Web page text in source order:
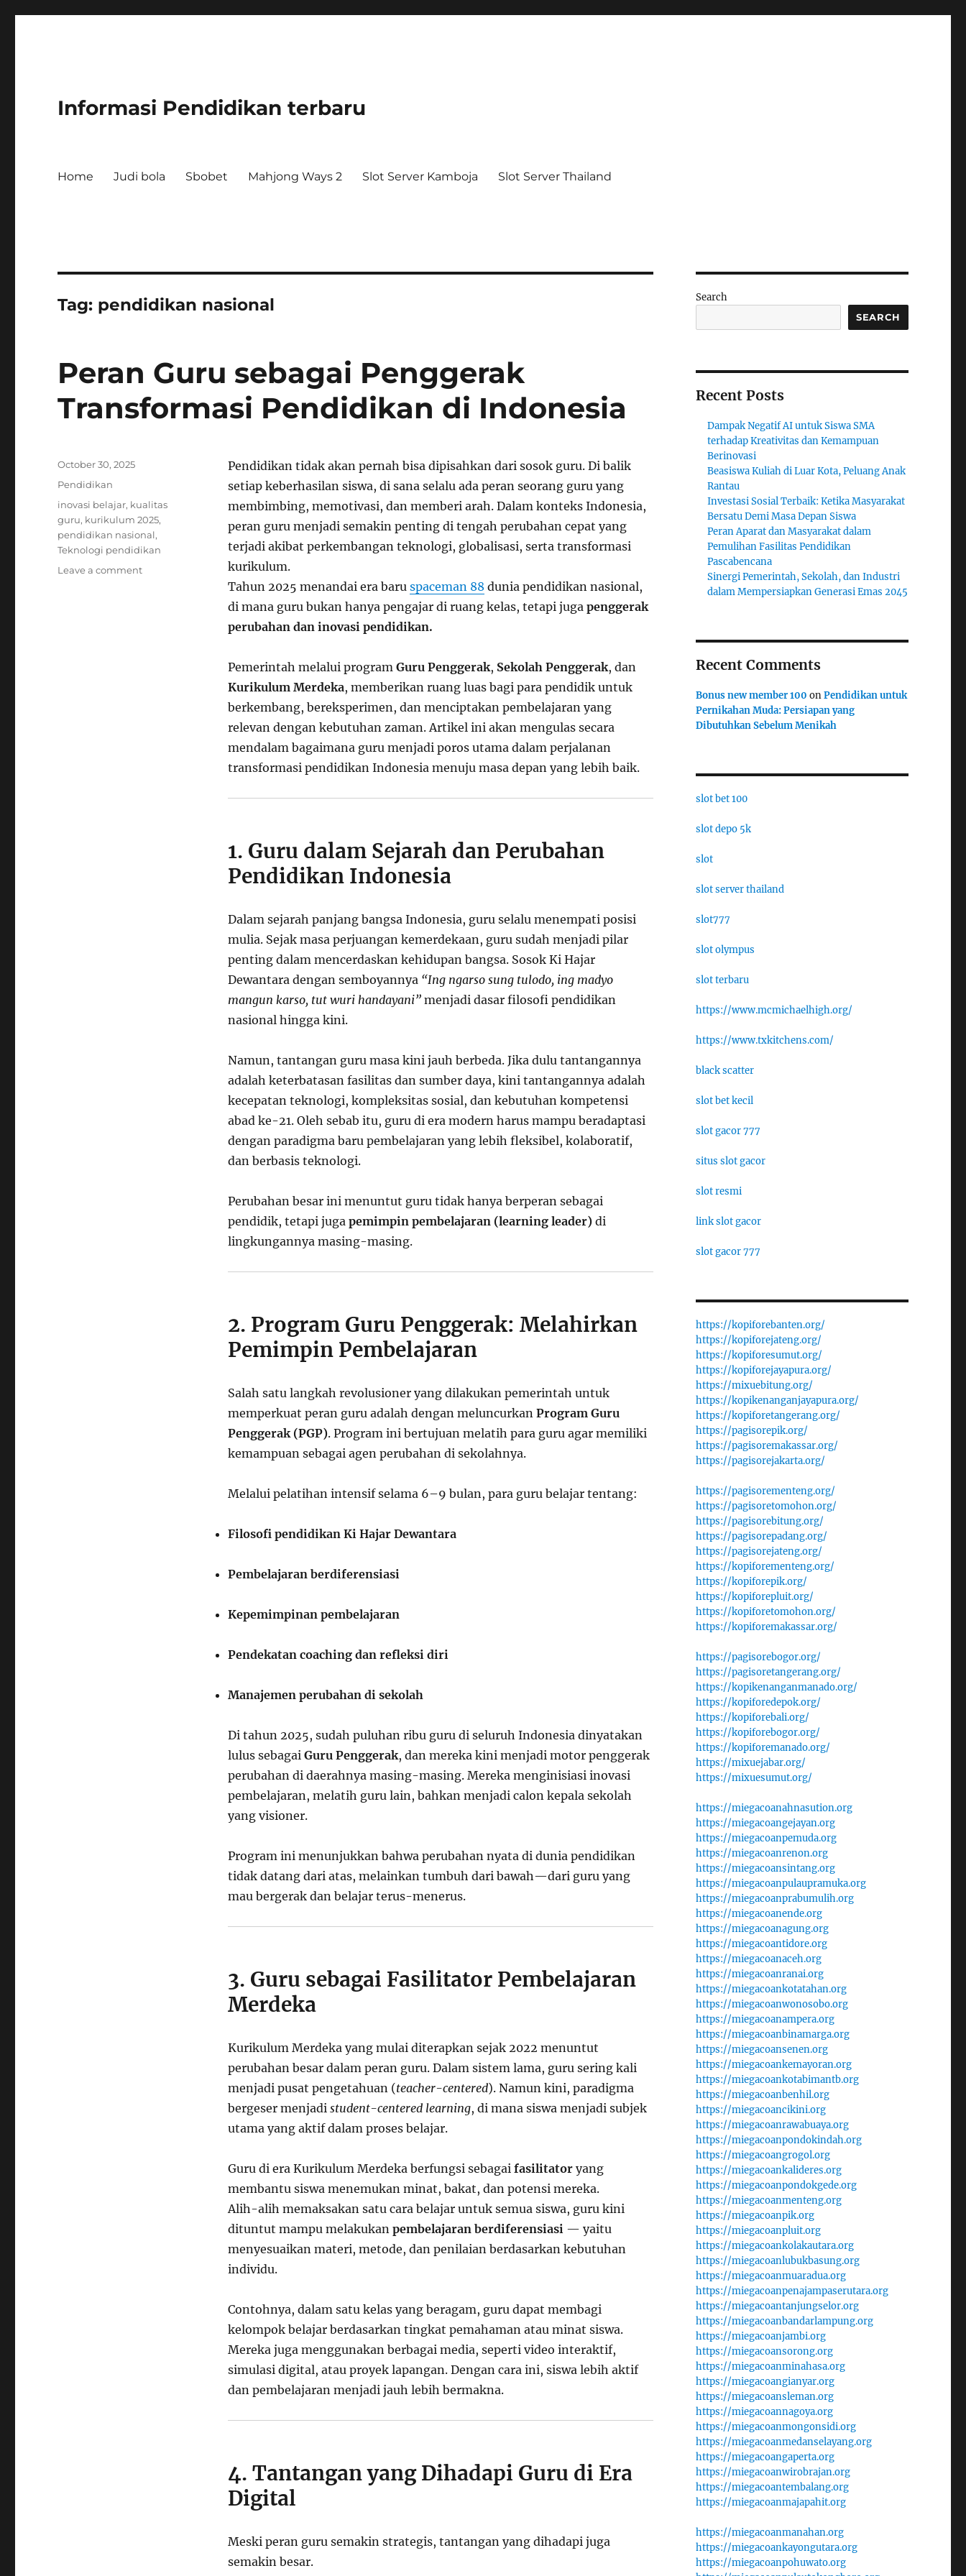
Informasi Pendidikan terbaru
Home Judi bola Sbobet Mahjong Ways 2 Slot Server Kamboja Slot Server Thailand
Tag: pendidikan nasional
Peran Guru sebagai Penggerak
Transformasi Pendidikan di Indonesia
Pendidikan tidak akan pernah bisa dipisahkan dari sosok guru. Di balik
setiap keberhasilan siswa, di sana selalu ada peran seorang guru yang
membimbing, memotivasi, dan memberi arah. Dalam konteks Indonesia,
peran guru menjadi semakin penting di tengah perubahan cepat yang
terjadi akibat perkembangan teknologi, globalisasi, serta transformasi
kurikulum.
Tahun 2025 menandai era baru spaceman 88 dunia pendidikan nasional,
di mana guru bukan hanya pengajar di ruang kelas, tetapi juga penggerak
perubahan dan inovasi pendidikan.
Pemerintah melalui program Guru Penggerak, Sekolah Penggerak, dan
Kurikulum Merdeka, memberikan ruang luas bagi para pendidik untuk
berkembang, bereksperimen, dan menciptakan pembelajaran yang
relevan dengan kebutuhan zaman. Artikel ini akan mengulas secara
mendalam bagaimana guru menjadi poros utama dalam perjalanan
transformasi pendidikan Indonesia menuju masa depan yang lebih baik.
1. Guru dalam Sejarah dan Perubahan
Pendidikan Indonesia
Dalam sejarah panjang bangsa Indonesia, guru selalu menempati posisi
mulia. Sejak masa perjuangan kemerdekaan, guru sudah menjadi pilar
penting dalam mencerdaskan kehidupan bangsa. Sosok Ki Hajar
Dewantara dengan semboyannya “Ing ngarso sung tulodo, ing madyo
mangun karso, tut wuri handayani”menjadi dasar filosofi pendidikan
nasional hingga kini.
Namun, tantangan guru masa kini jauh berbeda. Jika dulu tantangannya
adalah keterbatasan fasilitas dan sumber daya, kini tantangannya adalah
kecepatan teknologi, kompleksitas sosial, dan kebutuhan kompetensi
abad ke-21. Oleh sebab itu, guru di era modern harus mampu beradaptasi
dengan paradigma baru pembelajaran yang lebih fleksibel, kolaboratif,
dan berbasis teknologi.
Perubahan besar ini menuntut guru tidak hanya berperan sebagai
pendidik, tetapi juga pemimpin pembelajaran (learning leader)di
lingkungannya masing-masing.
2. Program Guru Penggerak: Melahirkan
Pemimpin Pembelajaran
Salah satu langkah revolusioner yang dilakukan pemerintah untuk
memperkuat peran guru adalah dengan meluncurkan Program Guru
Penggerak (PGP). Program ini bertujuan melatih para guru agar memiliki
kemampuan sebagai agen perubahan di sekolahnya.
Melalui pelatihan intensif selama 6–9 bulan, para guru belajar tentang:
Filosofi pendidikan Ki Hajar Dewantara
Pembelajaran berdiferensiasi
Kepemimpinan pembelajaran
Pendekatan coaching dan refleksi diri
Manajemen perubahan di sekolah
Di tahun 2025, sudah puluhan ribu guru di seluruh Indonesia dinyatakan
lulus sebagai Guru Penggerak, dan mereka kini menjadi motor penggerak
perubahan di daerahnya masing-masing. Mereka menginisiasi inovasi
pembelajaran, melatih guru lain, bahkan menjadi calon kepala sekolah
yang visioner.
Program ini menunjukkan bahwa perubahan nyata di dunia pendidikan
tidak datang dari atas, melainkan tumbuh dari bawah—dari guru yang
mau bergerak dan belajar terus-menerus.
3. Guru sebagai Fasilitator Pembelajaran
Merdeka
Kurikulum Merdeka yang mulai diterapkan sejak 2022 menuntut
perubahan besar dalam peran guru. Dalam sistem lama, guru sering kali
menjadi pusat pengetahuan (teacher-centered). Namun kini, paradigma
bergeser menjadi student-centered learning, di mana siswa menjadi subjek
utama yang aktif dalam proses belajar.
Guru di era Kurikulum Merdeka berfungsi sebagai fasilitatoryang
membantu siswa menemukan minat, bakat, dan potensi mereka.
Alih-alih memaksakan satu cara belajar untuk semua siswa, guru kini
dituntut mampu melakukan pembelajaran berdiferensiasi— yaitu
menyesuaikan materi, metode, dan penilaian berdasarkan kebutuhan
individu.
Contohnya, dalam satu kelas yang beragam, guru dapat membagi
kelompok belajar berdasarkan tingkat pemahaman atau minat siswa.
Mereka juga menggunakan berbagai media, seperti video interaktif,
simulasi digital, atau proyek lapangan. Dengan cara ini, siswa lebih aktif
dan pembelajaran menjadi jauh lebih bermakna.
4. Tantangan yang Dihadapi Guru di Era
Digital
Meski peran guru semakin strategis, tantangan yang dihadapi juga
semakin besar.
Posted
October 30, 2025
Categories
Pendidikan
Tags
inovasi belajar, kualitas
guru, kurikulum 2025,
pendidikan nasional,
Teknologi pendidikan
Leave a commenton
Search
SEARCH
Recent Posts
Dampak Negatif AI untuk Siswa SMA
terhadap Kreativitas dan Kemampuan
Berinovasi
Beasiswa Kuliah di Luar Kota, Peluang Anak
Rantau
Investasi Sosial Terbaik: Ketika Masyarakat
Bersatu Demi Masa Depan Siswa
Peran Aparat dan Masyarakat dalam
Pemulihan Fasilitas Pendidikan
Pascabencana
Sinergi Pemerintah, Sekolah, dan Industri
dalam Mempersiapkan Generasi Emas 2045
Recent Comments
Bonus new member 100 onPendidikan untuk
Pernikahan Muda: Persiapan yang
Dibutuhkan Sebelum Menikah
slot bet 100
slot depo 5k
slot
slot server thailand
slot777
slot olympus
slot terbaru
https://www.mcmichaelhigh.org/
https://www.txkitchens.com/
black scatter
slot bet kecil
slot gacor 777
situs slot gacor
slot resmi
link slot gacor
slot gacor 777
https://kopiforebanten.org/
https://kopiforejateng.org/
https://kopiforesumut.org/
https://kopiforejayapura.org/
https://mixuebitung.org/
https://kopikenanganjayapura.org/
https://kopiforetangerang.org/
https://pagisorepik.org/
https://pagisoremakassar.org/
https://pagisorejakarta.org/
https://pagisorementeng.org/
https://pagisoretomohon.org/
https://pagisorebitung.org/
https://pagisorepadang.org/
https://pagisorejateng.org/
https://kopiforementeng.org/
https://kopiforepik.org/
https://kopiforepluit.org/
https://kopiforetomohon.org/
https://kopiforemakassar.org/
https://pagisorebogor.org/
https://pagisoretangerang.org/
https://kopikenanganmanado.org/
https://kopiforedepok.org/
https://kopiforebali.org/
https://kopiforebogor.org/
https://kopiforemanado.org/
https://mixuejabar.org/
https://mixuesumut.org/
https://miegacoanahnasution.org
https://miegacoangejayan.org
https://miegacoanpemuda.org
https://miegacoanrenon.org
https://miegacoansintang.org
https://miegacoanpulaupramuka.org
https://miegacoanprabumulih.org
https://miegacoanende.org
https://miegacoanagung.org
https://miegacoantidore.org
https://miegacoanaceh.org
https://miegacoanranai.org
https://miegacoankotatahan.org
https://miegacoanwonosobo.org
https://miegacoanampera.org
https://miegacoanbinamarga.org
https://miegacoansenen.org
https://miegacoankemayoran.org
https://miegacoankotabimantb.org
https://miegacoanbenhil.org
https://miegacoancikini.org
https://miegacoanrawabuaya.org
https://miegacoanpondokindah.org
https://miegacoangrogol.org
https://miegacoankalideres.org
https://miegacoanpondokgede.org
https://miegacoanmenteng.org
https://miegacoanpik.org
https://miegacoanpluit.org
https://miegacoankolakautara.org
https://miegacoanlubukbasung.org
https://miegacoanmuaradua.org
https://miegacoanpenajampaserutara.org
https://miegacoantanjungselor.org
https://miegacoanbandarlampung.org
https://miegacoanjambi.org
https://miegacoansorong.org
https://miegacoanminahasa.org
https://miegacoangianyar.org
https://miegacoansleman.org
https://miegacoannagoya.org
https://miegacoanmongonsidi.org
https://miegacoanmedanselayang.org
https://miegacoangaperta.org
https://miegacoanwirobrajan.org
https://miegacoantembalang.org
https://miegacoanmajapahit.org
https://miegacoanmanahan.org
https://miegacoankayongutara.org
https://miegacoanpohuwato.org